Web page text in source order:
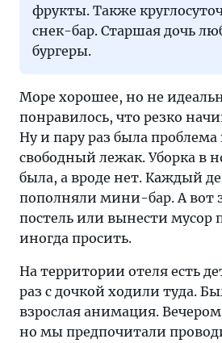
фрукты. Также
снек-бар. Старшая дочь
бургеры.
Море хорошее, но не
понравилось, что резко
Ну и пару раз была
свободный лежак. Уборка в
была, а вроде нет. Каждый
пополняли мини-бар. А вот
постель или вынести мусор
иногда просить.
На территории отеля есть
раз с дочкой ходили туда.
взрослая анимация.
но мы предпочитали